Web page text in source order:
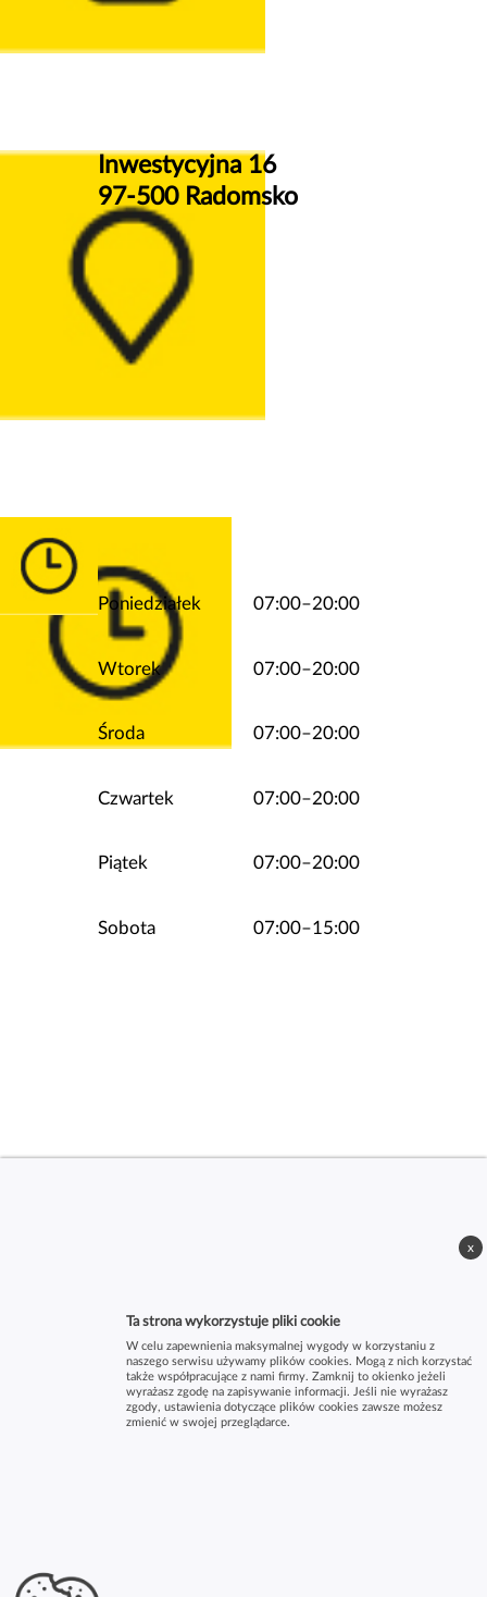
Inwestycyjna 16
97-500 Radomsko
Poniedziałek 07:00–20:00
Wtorek 07:00–20:00
Środa 07:00–20:00
Czwartek 07:00–20:00
Piątek 07:00–20:00
Sobota 07:00–15:00
Ta strona wykorzystuje pliki cookie
W celu zapewnienia maksymalnej wygody w korzystaniu z
naszego serwisu używamy plików cookies. Mogą z nich korzystać
także współpracujące z nami firmy. Zamknij to okienko jeżeli
wyrażasz zgodę na zapisywanie informacji. Jeśli nie wyrażasz
zgody, ustawienia dotyczące plików cookies zawsze możesz
zmienić w swojej przeglądarce.
x